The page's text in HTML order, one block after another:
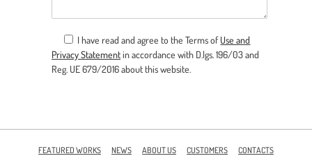
I have read and agree to the Terms ofUse and
Privacy Statementin accordance with D.lgs. 196/03 and
Reg. UE 679/2016 about this website.
FEATURED WORKS NEWS ABOUT US CUSTOMERS CONTACTS